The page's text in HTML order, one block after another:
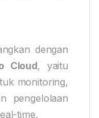
dengan
Cloud, yaitu
monitoring,
pengelolaan
time.